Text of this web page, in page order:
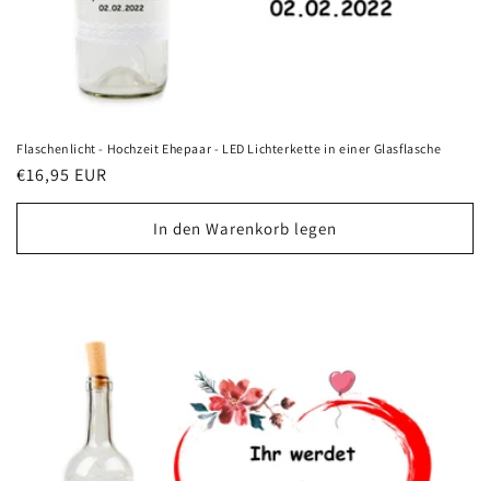
Flaschenlicht - Hochzeit Ehepaar - LED Lichterkette in einer Glasflasche
Normaler
Preis
€16,95 EUR
In den Warenkorb legen